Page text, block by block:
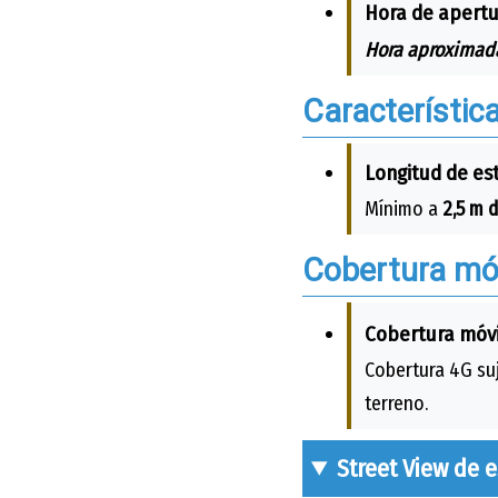
Hora de
Hora
Longitud de
Mínimo a2,5 m
Cobertura
Cobertura
Cobertura 4G
terreno.
Street View de